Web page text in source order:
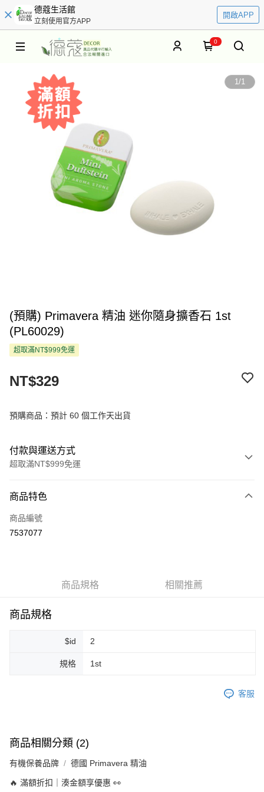
德蔻生活館
立刻使用官方APP
開啟APP
0
1/1
(預購) Primavera 精油 迷你隨身擴香石 1st
(PL60029)
超取滿NT$999免運
NT$329
預購商品：預計 60 個工作天出貨
付款與運送方式
超取滿NT$999免運
信用卡一次付款
超商取貨付款
悠遊付
全家純取貨 (先付款
每筆NT$80，滿NT$999(含以上)免運費
7-11取貨付款
商品特色
商品編號
7537077
商品規格 相關推薦
商品規格
$id 2
規格 1st
客服
商品相關分類 (2)
有機保養品牌 德國 Primavera 精油
🔥 滿額折扣｜湊金額享優惠 👀